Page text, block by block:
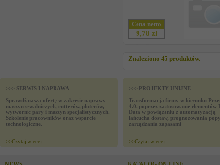
Cena netto
9,78 zł
Znaleziono 45 produktów.
>>> SERWIS I NAPRAWA
Sprawdź naszą ofertę w zakresie naprawy
maszyn szwalniczych, cutterów, ploterów,
wytwornic pary i maszyn specjalistycznych.
Szkolenie pracowników oraz wsparcie
technologiczne.
>>Czytaj wiecej
>>> PROJEKTY UNIJNE
Transformacja firmy w kierunku
4.0. poprzez zastosowanie elementów
Data w powiązaniu z automatyzacją
łańcucha dostaw, prognozowania
zarządzania zapasami
>>Czytaj wiecej